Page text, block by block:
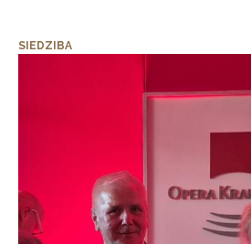
SIEDZIBA